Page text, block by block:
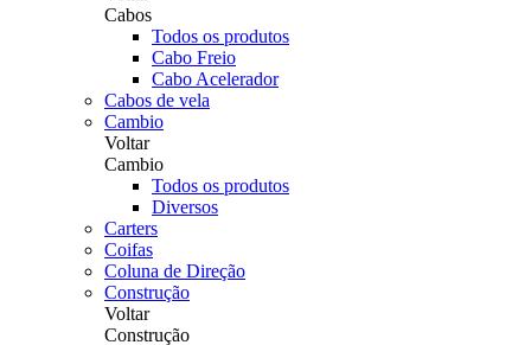
Cabos
Todos os produtos
Cabo Freio
Cabo Acelerador
Cabos de vela
Cambio
Voltar
Cambio
Todos os produtos
Diversos
Carters
Coifas
Coluna de Direção
Construção
Voltar
Construção